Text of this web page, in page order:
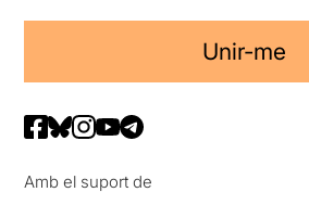
Unir-me
Amb el suport de